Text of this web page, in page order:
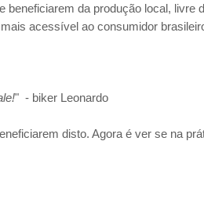
da produção local, livre
acessível ao consumidor
" - biker Leonardo
disto. Agora é ver se na